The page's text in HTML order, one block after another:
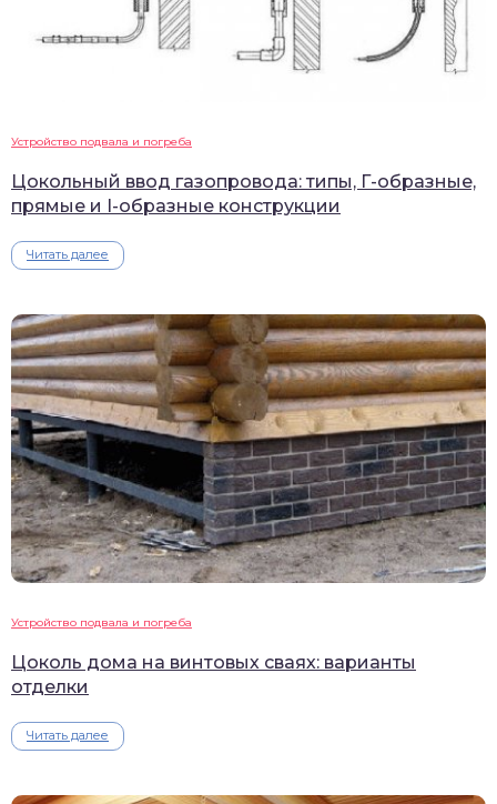
Устройство подвала и погреба
Цокольный ввод газопровода: типы, Г-образные,
прямые и I-образные конструкции
Читать далее
Устройство подвала и погреба
Цоколь дома на винтовых сваях: варианты
отделки
Читать далее